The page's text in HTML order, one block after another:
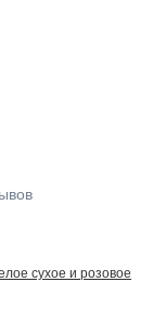
сухое и розовое